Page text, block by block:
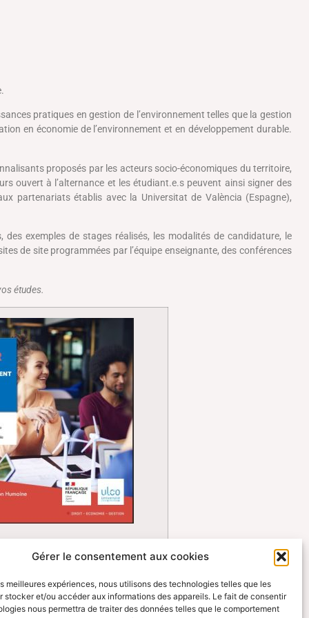
Gérer le consentement aux cookies
meilleures expériences, nous utilisons des technologies telles que les
stocker et/ou accéder aux informations des appareils. Le fait de consentir
nous permettra de traiter des données telles que le comportement
pratiques en gestion de l’environnement telles que la gestion
en économie de l’environnement et en développement durable.
proposés par les acteurs socio-économiques du territoire,
ouvert à l’alternance et les étudiant.e.s peuvent ainsi signer des
partenariats établis avec la Universitat de València (Espagne),
exemples de stages réalisés, les modalités de candidature, le
de site programmées par l’équipe enseignante, des conférences
études.